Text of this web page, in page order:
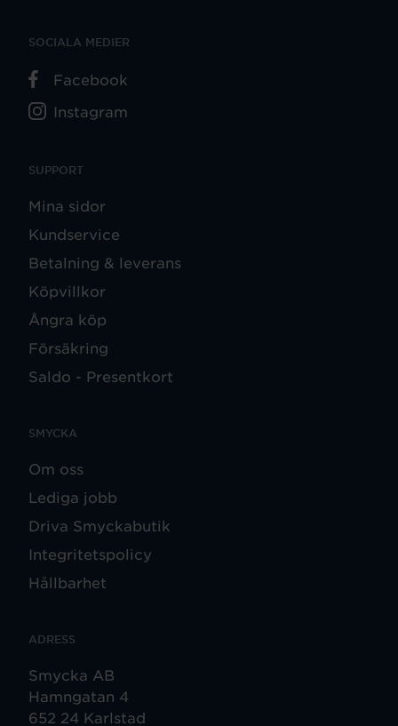
SUPPORT
Mina sidor
Kundservice
Betalning & leverans
Köpvillkor
Ångra köp
Försäkring
Saldo - Presentkort
SMYCKA
Om oss
Lediga jobb
Driva Smyckabutik
Integritetspolicy
Hållbarhet
ADRESS
Smycka AB
Hamngatan 4
652 24 Karlstad
SOCIALA MEDIER
Facebook
Instagram